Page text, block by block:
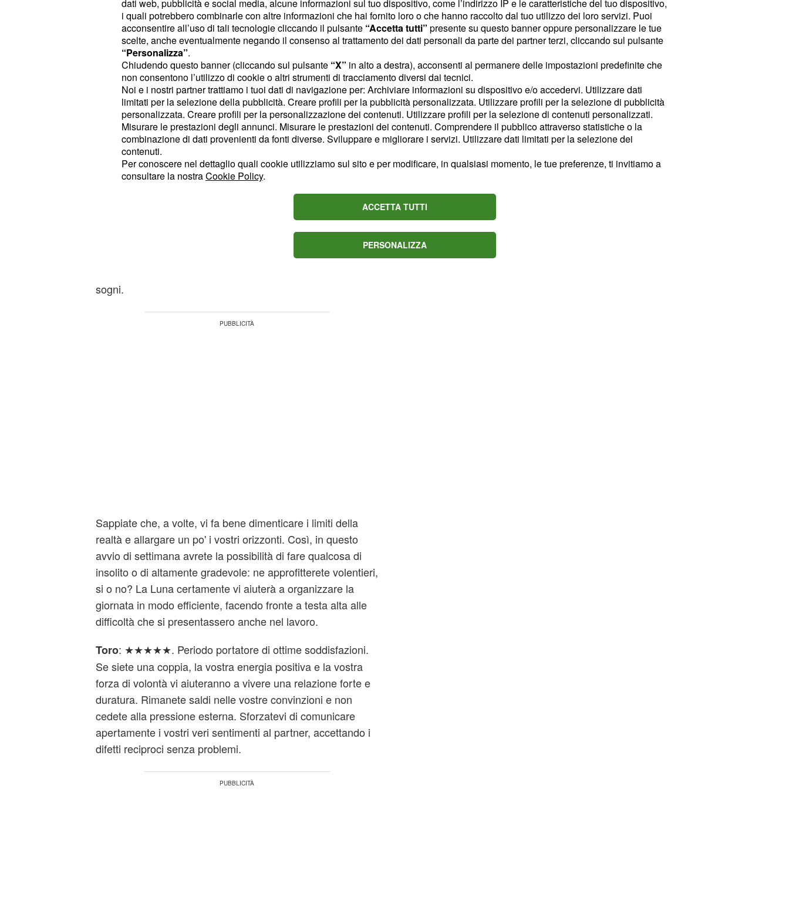
Mentre Luna e Sole avranno un impatto significativo
sull'energia emotiva del periodo.
Iniziamo a togliere il velo all'oroscopo di domani 17 aprile
consultando il responso delle stelle in merito alle attività di
lavoro e nei sentimenti.
Previsioni zodiacali del 17 aprile,
l'oroscopo da Ariete a Gemelli
Ariete: ★★★★. Questo lunedì in molti entrerete in speciale
sintonia con il partner, superando alcuni momenti di
precedenti. Le stelle, infatti, vi daranno tutto il loro aiuto
facilitando il dialogo di coppia oppure facendovi trovare un
compagno ben disposto ad ascoltarvi. Single, un cielo
sogni.
Sappiate che, a volte, vi fa bene dimenticare i limiti della
realtà e allargare un po' i vostri orizzonti. Così, in questo
avvio di settimana avrete la possibilità di fare qualcosa di
insolito o di altamente gradevole: ne approfitterete volentieri,
si o no? La Luna certamente vi aiuterà a organizzare la
giornata in modo efficiente, facendo fronte a testa alta alle
difficoltà che si presentassero anche nel lavoro.
Toro: ★★★★★. Periodo portatore di ottime soddisfazioni.
Se siete una coppia, la vostra energia positiva e la vostra
forza di volontà vi aiuteranno a vivere una relazione forte e
duratura. Rimanete saldi nelle vostre convinzioni e non
cedete alla pressione esterna. Sforzatevi di comunicare
apertamente i vostri veri sentimenti al partner, accettando i
difetti reciproci senza problemi.
dati web, pubblicità e social media, alcune informazioni sul tuo dispositivo, come l’indirizzo IP e le caratteristiche del tuo dispositivo,
i quali potrebbero combinarle con altre informazioni che hai fornito loro o che hanno raccolto dal tuo utilizzo dei loro servizi. Puoi
acconsentire all’uso di tali tecnologie cliccando il pulsante “Accetta tutti” presente su questo banner oppure personalizzare le tue
scelte, anche eventualmente negando il consenso al trattamento dei dati personali da parte dei partner terzi, cliccando sul pulsante
“Personalizza”.
Chiudendo questo banner (cliccando sul pulsante “X” in alto a destra), acconsenti al permanere delle impostazioni predefinite che
non consentono l’utilizzo di cookie o altri strumenti di tracciamento diversi dai tecnici.
Noi e i nostri partner trattiamo i tuoi dati di navigazione per: Archiviare informazioni su dispositivo e/o accedervi. Utilizzare dati
limitati per la selezione della pubblicità. Creare profili per la pubblicità personalizzata. Utilizzare profili per la selezione di pubblicità
personalizzata. Creare profili per la personalizzazione dei contenuti. Utilizzare profili per la selezione di contenuti personalizzati.
Misurare le prestazioni degli annunci. Misurare le prestazioni dei contenuti. Comprendere il pubblico attraverso statistiche o la
combinazione di dati provenienti da fonti diverse. Sviluppare e migliorare i servizi. Utilizzare dati limitati per la selezione dei
contenuti.
Per conoscere nel dettaglio quali cookie utilizziamo sul sito e per modificare, in qualsiasi momento, le tue preferenze, ti invitiamo a
consultare la nostraCookie Policy.
ACCETTA TUTTI
PERSONALIZZA